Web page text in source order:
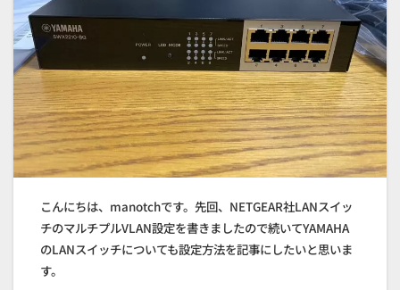
こんにちは、manotchです。先回、NETGEAR社LANスイッ
チのマルチプルVLAN設定を書きましたので続いてYAMAHA
のLANスイッチについても設定方法を記事にしたいと思いま
す。